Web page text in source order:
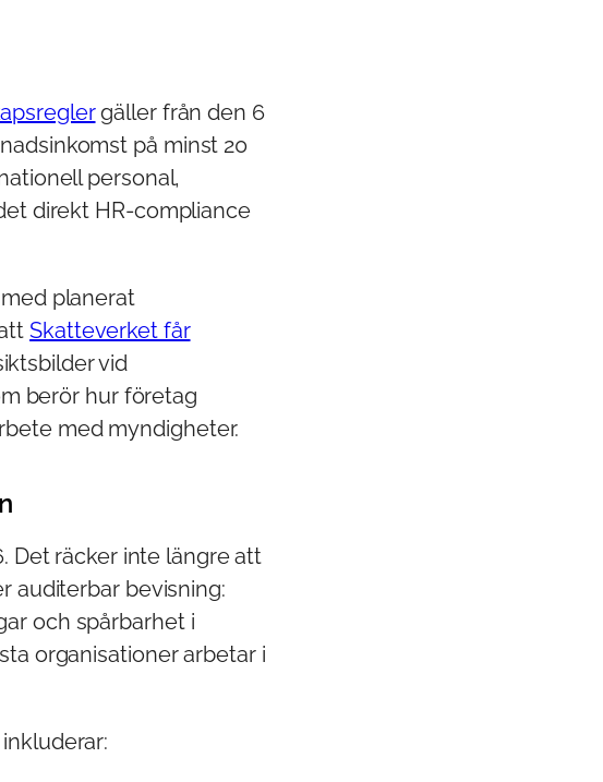
gäller från den 6
på minst 20
personal,
direkt HR-compliance
planerat
Skatteverket får
vid
berör hur företag
med myndigheter.
Det räcker inte längre att
auditerbar bevisning:
och spårbarhet i
organisationer arbetar i